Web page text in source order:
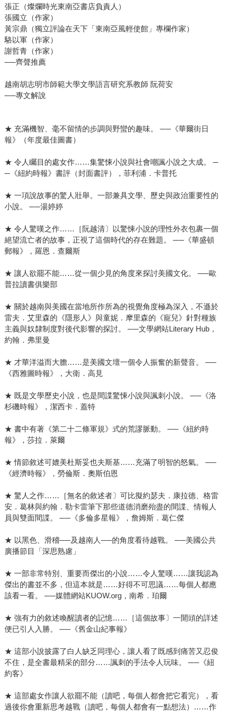
張正（燦爛時光東南亞書店負責人）
張國立（作家）
黃宗鼎（獨立評論在天下「東南亞風輕使館」專欄作家）
駱以軍（作家）
謝哲青（作家）
──齊聲推薦
越南胡志明市師範大學文學語言研究系教師 阮荷安
──專文解說
★ 充滿機智、毫不留情的步調與野蠻的趣味。 ──《華爾街日
報》（年度最佳圖書）
★ 令人矚目的處女作……集驚悚小說與社會嘲諷小說之大成。 ─
─《紐約時報》書評（封面書評），菲利浦．卡普托
★ 一項說故事的驚人壯舉。一部兼具文學、歷史與政治重要性的
小說。 ──湯婷婷
★ 令人驚嘆之作……［阮越清〕以驚悚小說的理性外衣包裹一個
絕望流亡者的故事，正視了這個時代的存在難題。 ──《華盛頓
郵報》，羅恩．查爾斯
★ 讓人欲罷不能……從一個少見的角度來探討美國文化。 ──歐
普拉讀書俱樂部
★ 關於越南與美國在當地所作所為的視覺角度極為深入，不遜於
雷夫．艾里森的《隱形人》與童妮．摩里森的《寵兒》針對種族
主義與奴隸制度對後代影響的探討。 ──文學網站Literary Hub，
約翰．弗里曼
★ 才華洋溢而大膽……是美國文壇一個令人振奮的新聲音。 ──
《西雅圖時報》，大衛．高見
★ 既是文學歷史小說，也是間諜驚悚小說與諷刺小說。 ──《洛
杉磯時報》，潔西卡．蓋特
★ 書中有著《第二十二條軍規》式的荒謬脈動。 ──《紐約時
報》，莎拉．萊爾
★ 情節敘述可媲美杜斯妥也夫斯基……充滿了明智的怒氣。 ──
《經濟時報》，勞倫斯．奧斯伯恩
★ 驚人之作……［無名的敘述者〕可比擬約瑟夫．康拉德、格雷
安．葛林與約翰．勒卡雷筆下那些道德消磨殆盡的間諜、情報人
員與雙面間諜。 ──《多倫多星報》，詹姆斯．葛仁傑
★ 以黑色、滑稽──及越南人──的角度看待越戰。 ──美國公共
廣播節目「深思熟慮」
★ 一部非常特別、重要而傑出的小說……令人驚嘆……讓我認為
傑出的書並不多，但這本就是……好得不可思議……每個人都應
該看一看。 ──媒體網站KUOW.org，南希．珀爾
★ 強有力的敘述喚醒讀者的記憶……［這個故事〕一開頭的詳述
便已引人入勝。 ──《舊金山紀事報》
★ 這部小說披露了白人缺乏同理心，讓人看了既感到痛苦又忍俊
不住，是全書最精采的部分……諷刺的手法令人玩味。 ──《紐
約客》
★ 這部處女作讓人欲罷不能（讀吧，每個人都會把它看完），看
過後你會重新思考越戰（讀吧，每個人都會有一點想法）……作